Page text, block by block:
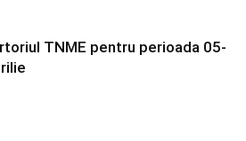
TNME pentru perioada 05-